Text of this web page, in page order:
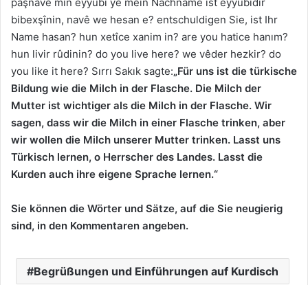
bibexşînin, navê we hesan e? entschuldigen Sie, ist Ihr
Name hasan? hun xetîce xanim in? are you hatice hanım?
hun livir rûdinin? do you live here? we vêder hezkir? do
you like it here? Sırrı Sakık sagte:„Für uns ist die türkische
Bildung wie die Milch in der Flasche. Die Milch der
Mutter ist wichtiger als die Milch in der Flasche. Wir
sagen, dass wir die Milch in einer Flasche trinken, aber
wir wollen die Milch unserer Mutter trinken. Lasst uns
Türkisch lernen, o Herrscher des Landes. Lasst die
Kurden auch ihre eigene Sprache lernen.“
Sie können die Wörter und Sätze, auf die Sie neugierig
sind, in den Kommentaren angeben.
Begrüßungen und Einführungen auf Kurdisch